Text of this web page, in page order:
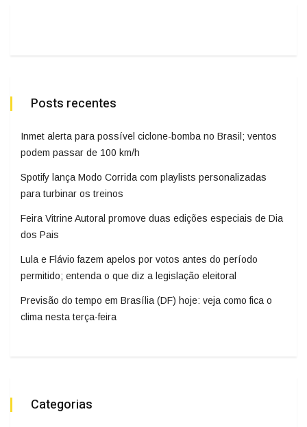
Posts recentes
Inmet alerta para possível ciclone-bomba no Brasil; ventos
podem passar de 100 km/h
Spotify lança Modo Corrida com playlists personalizadas
para turbinar os treinos
Feira Vitrine Autoral promove duas edições especiais de Dia
dos Pais
Lula e Flávio fazem apelos por votos antes do período
permitido; entenda o que diz a legislação eleitoral
Previsão do tempo em Brasília (DF) hoje: veja como fica o
clima nesta terça-feira
Categorias